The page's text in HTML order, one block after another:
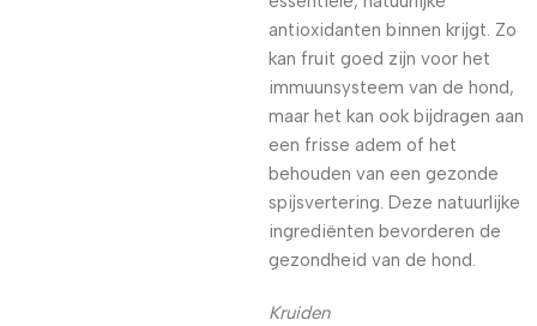
antioxidanten binnen krijgt. Zo
kan fruit goed zijn voor het
immuunsysteem van de hond,
maar het kan ook bijdragen aan
een frisse adem of het
behouden van een gezonde
spijsvertering. Deze natuurlijke
ingrediënten bevorderen de
gezondheid van de hond.
Kruiden